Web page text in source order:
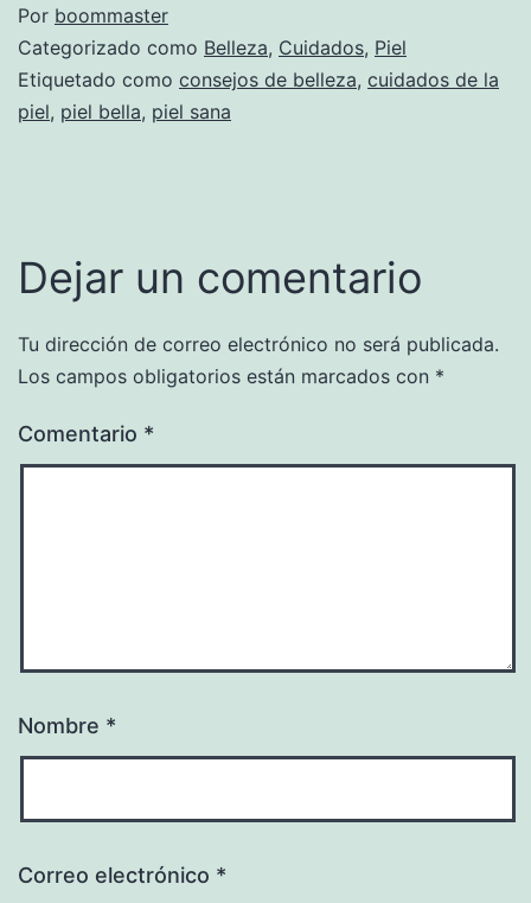
Por boommaster
Categorizado como Belleza, Cuidados, Piel
Etiquetado como consejos de belleza, cuidados de la
piel, piel bella, piel sana
Dejar un comentario
Tu dirección de correo electrónico no será publicada.
Los campos obligatorios están marcados con *
Comentario *
Nombre *
Correo electrónico *